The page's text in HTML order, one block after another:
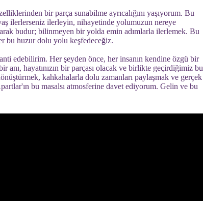
bir parça sunabilme ayrıcalığını yaşıyorum. Bu
ilerlerseniz ilerleyin, nihayetinde yolumuzun nereye
budur; bilinmeyen bir yolda emin adımlarla ilerlemek. Bu
bu huzur dolu yolu keşfedeceğiz.
edebilirim. Her şeyden önce, her insanın kendine özgü bir
anı, hayatınızın bir parçası olacak ve birlikte geçirdiğimiz bu
kahkahalarla dolu zamanları paylaşmak ve gerçek
bu masalsı atmosferine davet ediyorum. Gelin ve bu